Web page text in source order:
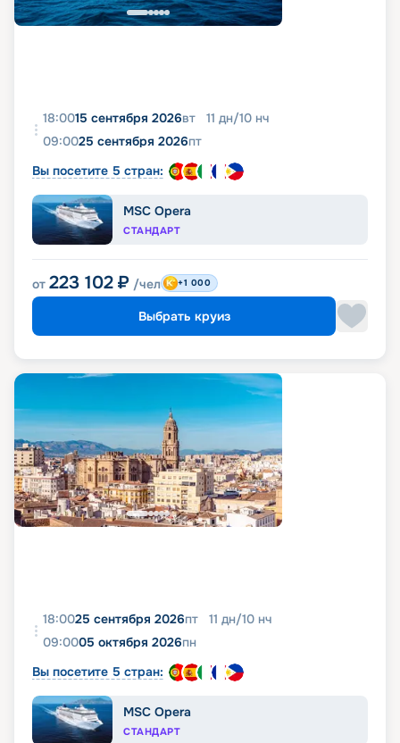
18:0015 сентября 2026вт 11 дн/10 нч
09:0025 сентября 2026пт
Вы посетите 5 стран:
MSC Opera
СТАНДАРТ
от 223 102 ₽ /чел +1 000
Выбрать круиз
18:0025 сентября 2026пт 11 дн/10 нч
09:0005 октября 2026пн
Вы посетите 5 стран:
MSC Opera
СТАНДАРТ